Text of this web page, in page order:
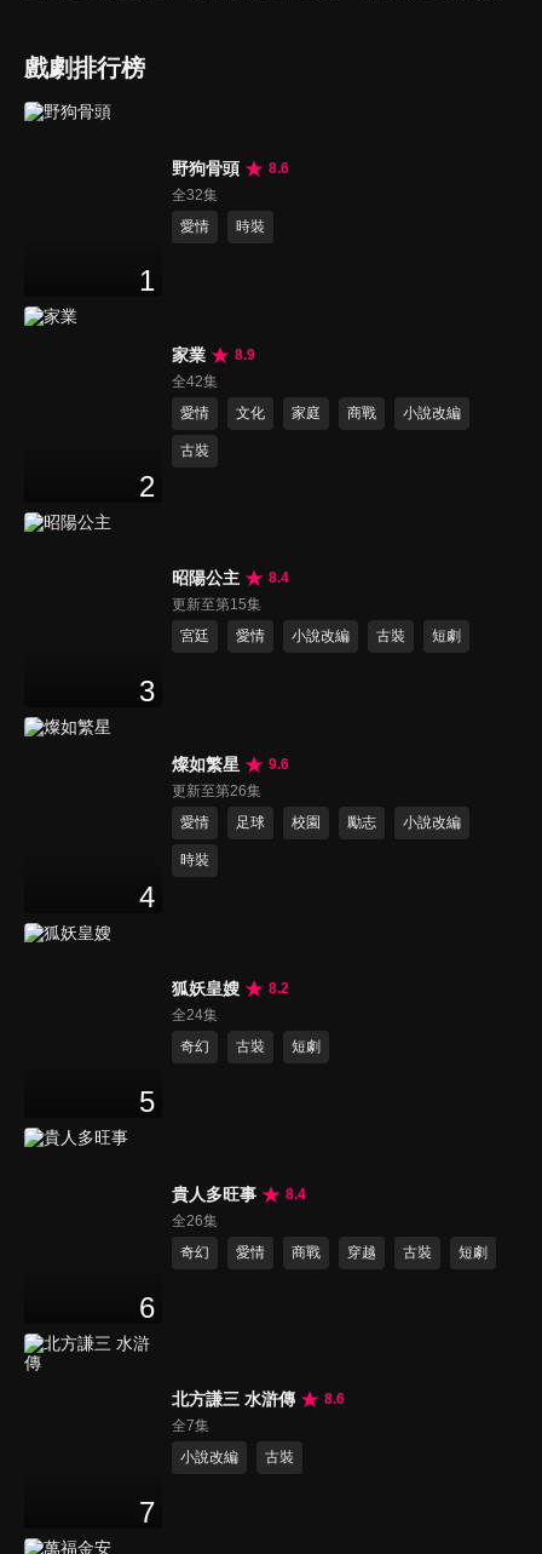
戲劇排行榜
1
野狗骨頭
8.6
全32集
愛情
時裝
2
家業
8.9
全42集
愛情
文化 家庭 商戰 小說改編
古裝
3
昭陽公主
8.4
更新至第15集
宮廷
愛情 小說改編 古裝 短劇
4
燦如繁星
9.6
更新至第26集
愛情
足球 校園 勵志 小說改編
時裝
5
狐妖皇嫂
8.2
全24集
奇幻
古裝 短劇
6
貴人多旺事
8.4
全26集
奇幻
愛情 商戰 穿越 古裝 短劇
7
北方謙三 水滸傳
8.6
全7集
小說改編
古裝